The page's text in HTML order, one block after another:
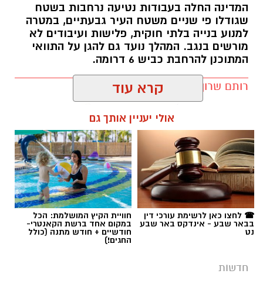
המדינה החלה בעבודות נטיעה נרחבות בשטח
שגודלו פי שניים משטח העיר גבעתיים, במטרה
למנוע בנייה בלתי חוקית, פלישות ועיבודים לא
מורשים בנגב. המהלך נועד גם להגן על התוואי
המתוכנן להרחבת כביש 6 דרומה.
רותם שרון / 11:32 08.08.26 קרא עוד
אולי יעניין אותך גם
☎ לחצו כאן לרשימת עורכי דין
בבאר שבע - אינדקס באר שבע
נט
חוויית הקיץ המושלמת: הכל
במקום אחד ברשת הקאנטרי-
חודשיים + חודש מתנה (כולל
החגים!)
חדשות